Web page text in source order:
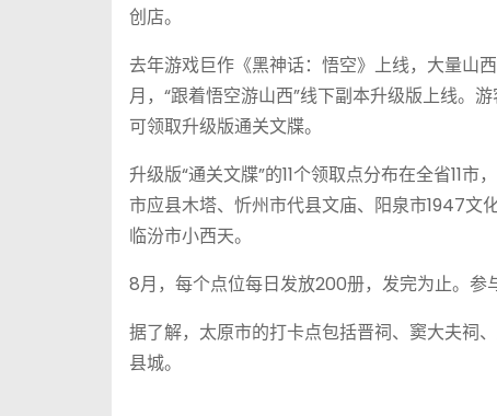
创店。
去年游戏巨作《黑神话：悟空》上线，大量山
月，“跟着悟空游山西”线下副本升级版上线。
可领取升级版通关文牒。
升级版“通关文牒”的11个领取点分布在全省11
市应县木塔、忻州市代县文庙、阳泉市1947文
临汾市小西天。
8月，每个点位每日发放200册，发完为止。参
据了解，太原市的打卡点包括晋祠、窦大夫祠
县城。